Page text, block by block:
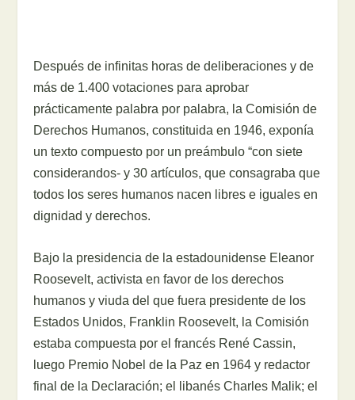
Después de infinitas horas de deliberaciones y de
más de 1.400 votaciones para aprobar
prácticamente palabra por palabra, la Comisión de
Derechos Humanos, constituida en 1946, exponía
un texto compuesto por un preámbulo “con siete
considerandos- y 30 artículos, que consagraba que
todos los seres humanos nacen libres e iguales en
dignidad y derechos.
Bajo la presidencia de la estadounidense Eleanor
Roosevelt, activista en favor de los derechos
humanos y viuda del que fuera presidente de los
Estados Unidos, Franklin Roosevelt, la Comisión
estaba compuesta por el francés René Cassin,
luego Premio Nobel de la Paz en 1964 y redactor
final de la Declaración; el libanés Charles Malik; el